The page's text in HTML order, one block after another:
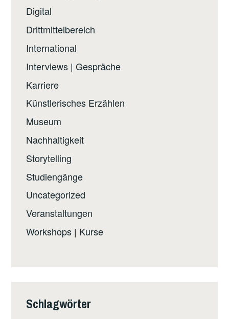
Digital
Drittmittelbereich
International
Interviews | Gespräche
Karriere
Künstlerisches Erzählen
Museum
Nachhaltigkeit
Storytelling
Studiengänge
Uncategorized
Veranstaltungen
Workshops | Kurse
Schlagwörter